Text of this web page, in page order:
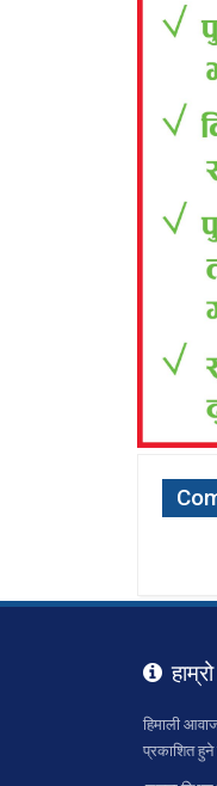
हिमाली
प्रकाशित